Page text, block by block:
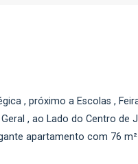
, próximo a Escolas ,
, ao Lado do Centro de
apartamento com 76